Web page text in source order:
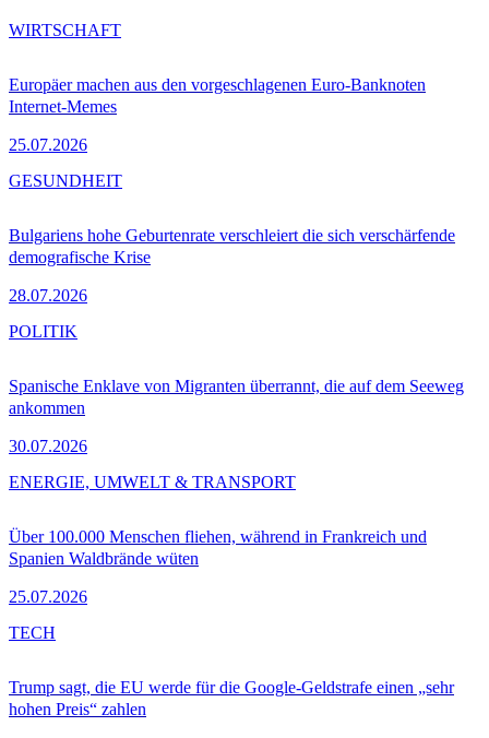
Europäer machen aus den vorgeschlagenen Euro-Banknoten
Internet-Memes
25.07.2026
WIRTSCHAFT
Bulgariens hohe Geburtenrate verschleiert die sich verschärfende
demografische Krise
28.07.2026
GESUNDHEIT
Spanische Enklave von Migranten überrannt, die auf dem Seeweg
ankommen
30.07.2026
POLITIK
Über 100.000 Menschen fliehen, während in Frankreich und
Spanien Waldbrände wüten
25.07.2026
ENERGIE, UMWELT & TRANSPORT
Trump sagt, die EU werde für die Google-Geldstrafe einen „sehr
hohen Preis“ zahlen
TECH